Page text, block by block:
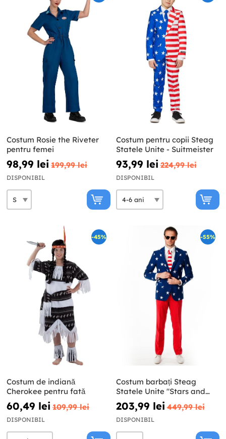
Costum Rosie the Riveter
pentru femei
98,99 lei 199,99 lei
DISPONIBIL
Costum pentru copii Steag
Statele Unite - Suitmeister
93,99 lei 224,99 lei
DISPONIBIL
-45%
Costum de indiană
Cherokee pentru fată
60,49 lei 109,99 lei
DISPONIBIL
-55%
Costum barbați Steag
Statele Unite "Stars and
Stripes" - Opposuits
203,99 lei 449,99 lei
DISPONIBIL